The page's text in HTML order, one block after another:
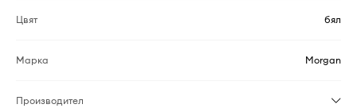
Цвят бял
Марка Morgan
Производител